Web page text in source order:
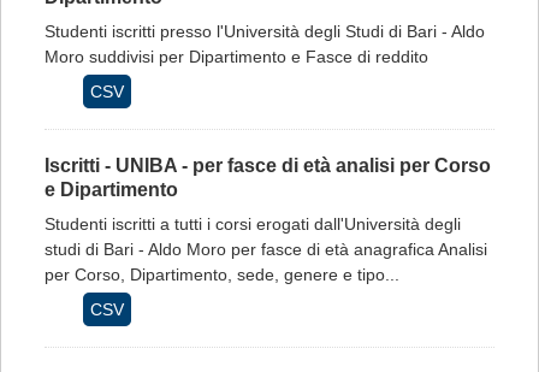
Studenti iscritti presso l'Università degli Studi di Bari - Aldo
Moro suddivisi per Dipartimento e Fasce di reddito
CSV
Iscritti - UNIBA - per fasce di età analisi per Corso
e Dipartimento
Studenti iscritti a tutti i corsi erogati dall'Università degli
studi di Bari - Aldo Moro per fasce di età anagrafica Analisi
per Corso, Dipartimento, sede, genere e tipo...
CSV